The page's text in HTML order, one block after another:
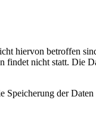
hiervon betroffen
findet nicht statt. Die
Speicherung der